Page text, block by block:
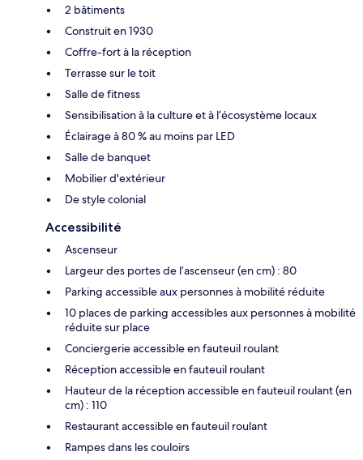
2 bâtiments
Construit en 1930
Coffre-fort à la réception
Terrasse sur le toit
Salle de fitness
Sensibilisation à la culture et à l’écosystème locaux
Éclairage à 80 % au moins par LED
Salle de banquet
Mobilier d'extérieur
De style colonial
Accessibilité
Ascenseur
Largeur des portes de l’ascenseur (en cm) : 80
Parking accessible aux personnes à mobilité réduite
10 places de parking accessibles aux personnes à mobilité
réduite sur place
Conciergerie accessible en fauteuil roulant
Réception accessible en fauteuil roulant
Hauteur de la réception accessible en fauteuil roulant (en
cm) : 110
Restaurant accessible en fauteuil roulant
Rampes dans les couloirs